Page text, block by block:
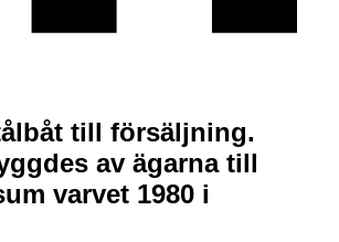
till försäljning.
av ägarna till
varvet 1980 i